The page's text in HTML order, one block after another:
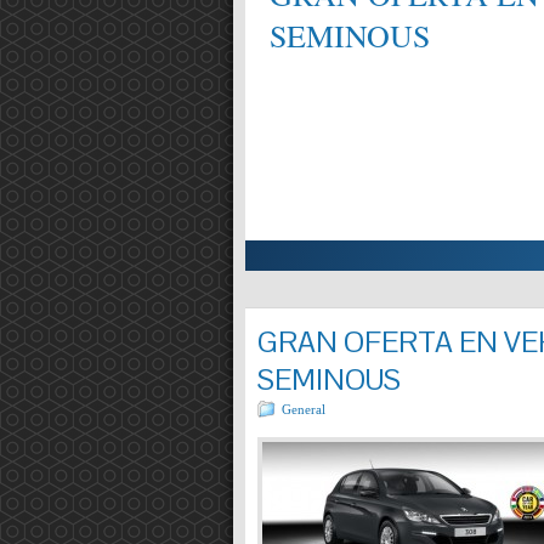
EN MECÀNICA,
Entrada completa »
SEMINOUS
GRAN OFERTA EN
SEMINOUS
General